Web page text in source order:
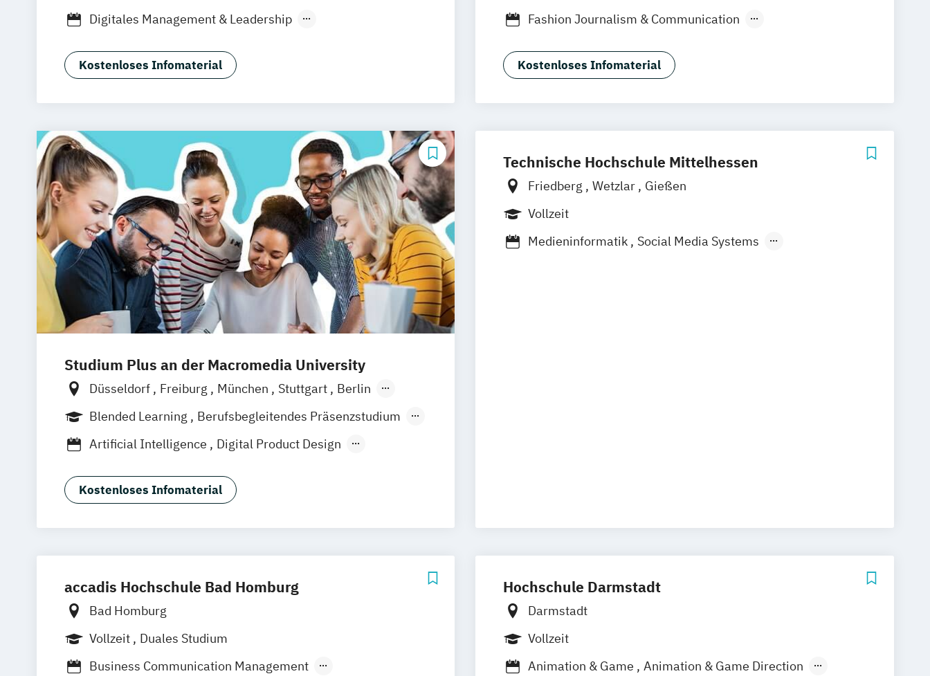
Digitales Management & Leadership
Kostenloses Infomaterial
Fashion Journalism & Communication
Interior Design
Marken- & Kommunikationsdesign
Kostenloses Infomaterial
Studium Plus an der Macromedia University
Düsseldorf Freiburg München Stuttgart
Berlin
Frankfurt am Main
Hamburg Hannover Leipzig
Blended Learning
Berufsbegleitendes Präsenzstudium
Vollzeit
Artificial Intelligence
Digital Product Design
Medien- und Werbepsychologie
Kostenloses Infomaterial
Technische Hochschule Mittelhessen
Friedberg Wetzlar
Gießen
Vollzeit
Medieninformatik
Social Media Systems
accadis Hochschule Bad Homburg
Bad Homburg
Vollzeit
Duales Studium
Business Communication Management
Hochschule Darmstadt
Darmstadt
Vollzeit
Animation & Game
Animation & Game Direction